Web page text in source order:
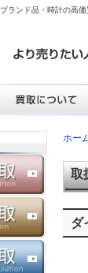
ランド品・時計の高
ホー
取
ダ